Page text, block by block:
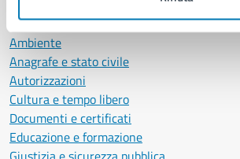
CATEGORIE DI SERVIZIO
Ambiente
Anagrafe e stato civile
Autorizzazioni
Cultura e tempo libero
Documenti e certificati
Educazione e formazione